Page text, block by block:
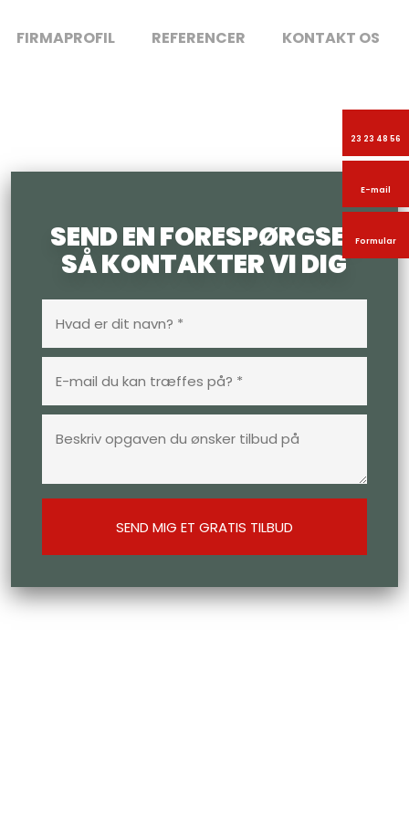
23 23 48 56
E-mail
Formular
FIRMAPROFIL REFERENCER KONTAKT OS
SEND EN FORESPØRGSEL
SÅ KONTAKTER VI DIG